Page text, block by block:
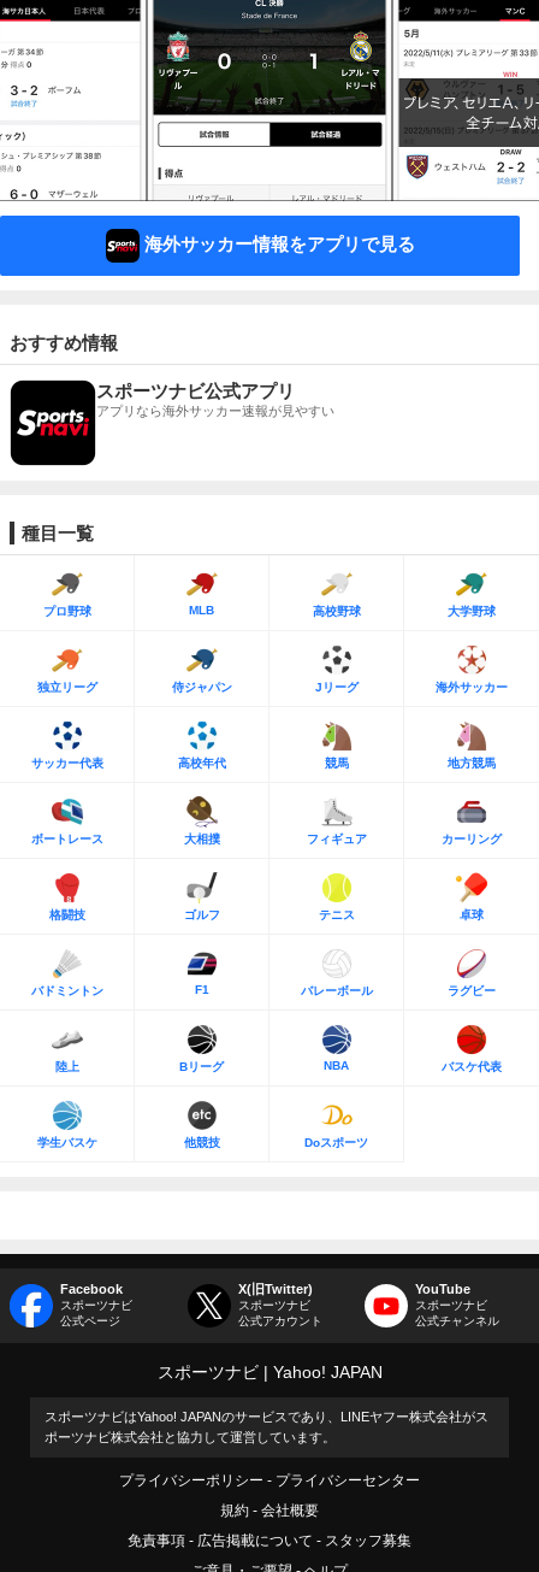
海外サッカー情報をアプリで見る
おすすめ情報
スポーツナビ公式アプリ
アプリなら海外サッカー速報が見やすい
種目一覧
プロ野球 MLB 高校野球 大学野球
独立リーグ 侍ジャパン Jリーグ 海外サッカー
サッカー代表 高校年代 競馬 地方競馬
ボートレース 大相撲 フィギュア カーリング
格闘技 ゴルフ テニス 卓球
バドミントン F1 バレーボール ラグビー
陸上 Bリーグ NBA バスケ代表
学生バスケ 他競技 Doスポーツ
Facebook
スポーツナビ
公式ページ
X(旧Twitter)
スポーツナビ
公式アカウント
YouTube
スポーツナビ
公式チャンネル
スポーツナビ Yahoo! JAPAN
スポーツナビはYahoo! JAPANのサービスであり、LINEヤフー株式会社がス
ポーツナビ株式会社と協力して運営しています。
プライバシーポリシー
プライバシーセンター
規約
会社概要
免責事項
広告掲載について
スタッフ募集